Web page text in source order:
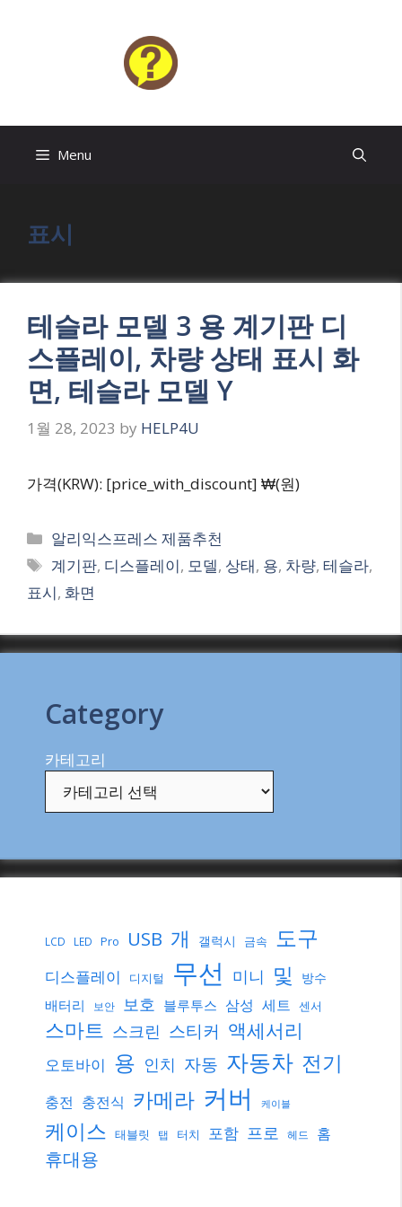
Menu
표시
테슬라 모델 3 용 계기판 디
스플레이, 차량 상태 표시 화
면, 테슬라 모델 Y
1월 28, 2023 by HELP4U
가격(KRW): [price_with_discount] ₩(원)
Categories
알리익스프레스 제품추천
Tags
계기판, 디스플레이, 모델, 상태, 용, 차량,테슬라,
표시, 화면
Category
카테고리
LCD LED Pro USB 개 갤럭시 금속 도구
디스플레이 디지털 무선 미니 및 방수
배터리 보안 보호 블루투스 삼성 세트 센서
스마트 스크린 스티커 액세서리
오토바이 용 인치 자동 자동차 전기
충전 충전식 카메라 커버 케이블
케이스 태블릿 탭 터치 포함 프로 헤드 홈
휴대용